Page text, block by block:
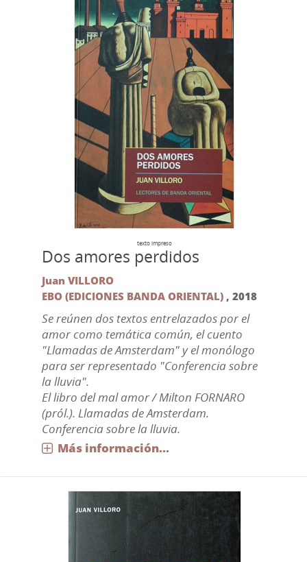
texto impreso
Dos amores perdidos
Juan VILLORO
EBO (EDICIONES BANDA ORIENTAL), 2018
Se reúnen dos textos entrelazados por el
amor como temática común, el cuento
"Llamadas de Amsterdam" y el monólogo
para ser representado "Conferencia sobre
la lluvia".
El libro del mal amor / Milton FORNARO
(pról.). Llamadas de Amsterdam.
Conferencia sobre la lluvia.
Más información...